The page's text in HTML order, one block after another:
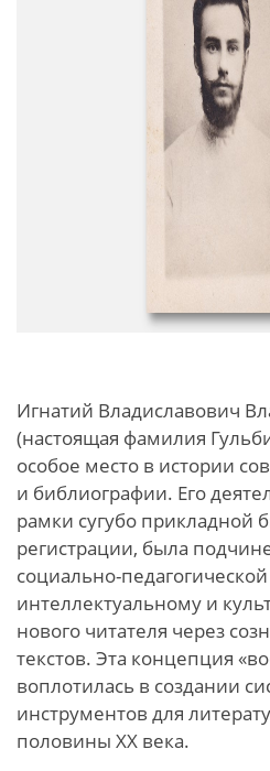
Игнатий Владиславович
(настоящая фамилия
особое место в истории
и библиографии. Его
рамки сугубо прикладной
регистрации, была
социально-педагогической
интеллектуальному и
нового читателя через
текстов. Эта концепция
воплотилась в создании
инструментов для
половины XX века.